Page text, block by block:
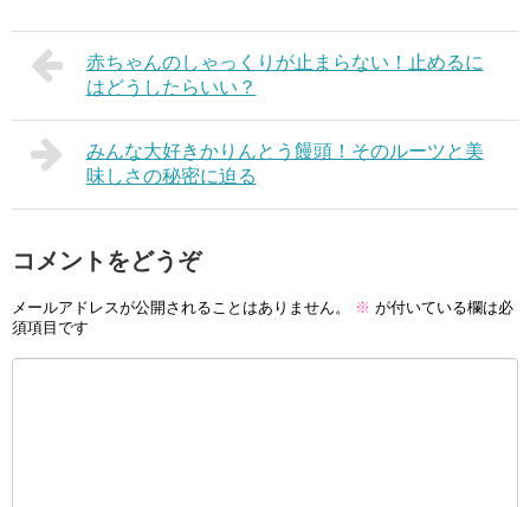
赤ちゃんのしゃっくりが止まらない！止めるに
はどうしたらいい？
みんな大好きかりんとう饅頭！そのルーツと美
味しさの秘密に迫る
コメントをどうぞ
メールアドレスが公開されることはありません。 ※ が付いている欄は必
須項目です